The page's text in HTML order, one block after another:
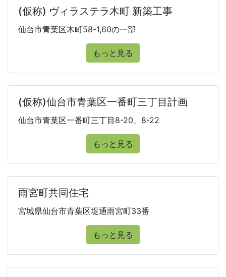
(仮称) ヴィラステラ木町 新築工事
仙台市青葉区木町58-1,60の一部
もっと見る
(仮称)仙台市青葉区一番町三丁目計画
仙台市青葉区一番町三丁目8-20、8-22
もっと見る
雨宮町共同住宅
宮城県仙台市青葉区堤通雨宮町33番
もっと見る